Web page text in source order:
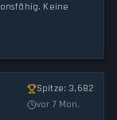
Keine
Spitze: 3,682
vor 7 Mon.